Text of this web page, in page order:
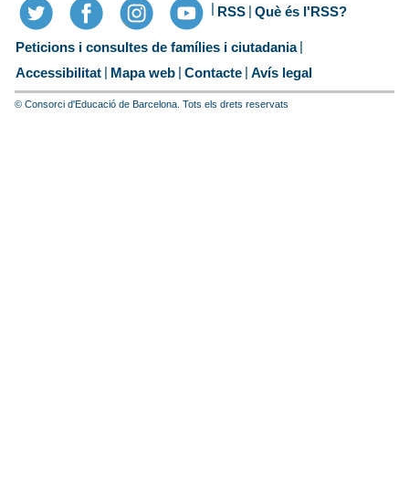
RSS Què és l'RSS?
Peticions i consultes de famílies i ciutadania
Accessibilitat
Mapa web Contacte Avís legal
© Consorci d'Educació de Barcelona. Tots els drets reservats